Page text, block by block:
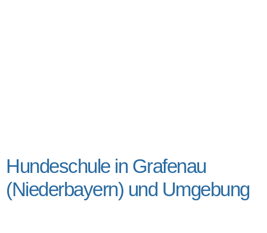
Hundeschule in Grafenau
(Niederbayern) und Umgebung